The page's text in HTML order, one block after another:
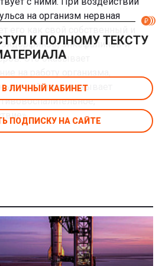
на организм нервная
эндорфинов, энкефалинов и
Это оказывает
свойства, оказывает
К ПОЛНОМУ ТЕКСТУ
В ЛИЧНЫЙ КАБИНЕТ
ПОДПИСКУ НА САЙТЕ